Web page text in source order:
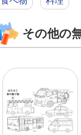
その他の